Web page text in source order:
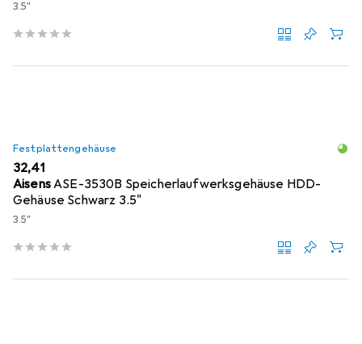
3.5"
Festplattengehäuse
EUR
32,41
AisensASE-3530B Speicherlaufwerksgehäuse HDD-
Gehäuse Schwarz 3.5"
3.5"